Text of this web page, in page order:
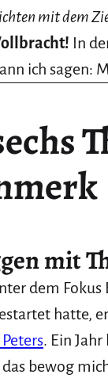
mit dem
In
ich sagen:
mit
dem
hatte,
. Ein
bewog